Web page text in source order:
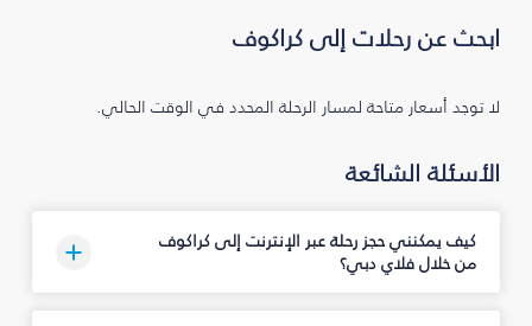
ابحث عن رحلات إلى كراكوف
لا توجد أسعار متاحة لمسار الرحلة المحدد في الوقت الحالي.
الأسئلة الشائعة
كيف يمكنني حجز رحلة عبر الإنترنت إلى كراكوف
من خلال فلاي دبي؟